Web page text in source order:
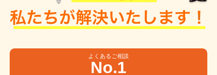
よくあるご相談
No.1